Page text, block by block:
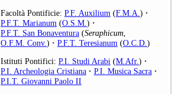
Facoltà Pontificie: P.F. Auxilium (F.M.A. ) ·
P.F.T. Marianum (O.S.M. ) ·
P.F.T. San Bonaventura (Seraphicum
O.F.M. Conv.) · P.F.T. Teresianum (O.C.D. )
Istituti Pontifici: P.I. Studi Arabi (M.Afr.) ·
P.I. Archeologia Cristiana · P.I. Musica Sacra ·
P.I.T. Giovanni Paolo II